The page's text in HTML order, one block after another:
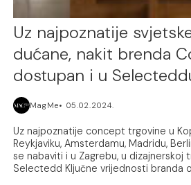
Uz najpoznatije
dućane, nakit brenda
dostupan i u
MagMe 05.02.2024.
Uz najpoznatije concept trgovine u
Reykjaviku, Amsterdamu, Madridu,
se nabaviti i u Zagrebu, u dizajnerskoj
Selectedd Ključne vrijednosti branda